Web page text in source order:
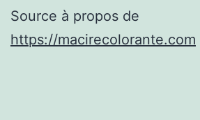
Source à propos de
https://macirecolorante.com